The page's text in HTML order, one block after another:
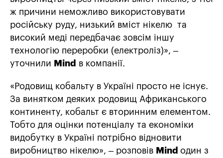
ж причини неможливо використовувати
російську руду, низький вміст нікелю та
високий меді передбачає зовсім іншу
технологію переробки (електроліз)», –
уточнили Mind в компанії.
«Родовищ кобальту в Україні просто не існує.
За винятком деяких родовищ Африканського
континенту, кобальт є вторинним елементом.
Тобто для оцінки потенціалу та економіки
видобутку в Україні потрібно відновити
виробництво нікелю», – розповів Mind один з